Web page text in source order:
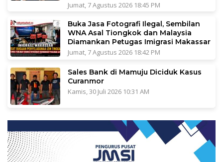
Jumat, 7 Agustus 2026 18:45 PM
Buka Jasa Fotografi Ilegal, Sembilan
WNA Asal Tiongkok dan Malaysia
Diamankan Petugas Imigrasi Makassar
Jumat, 7 Agustus 2026 18:42 PM
Sales Bank di Mamuju Diciduk Kasus
Curanmor
Kamis, 30 Juli 2026 10:31 AM